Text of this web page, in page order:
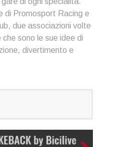
di Promosport Racing e
due associazioni volte
che sono le sue idee di
divertimento e